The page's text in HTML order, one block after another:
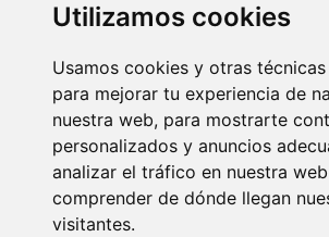
Utilizamos cookies
Usamos cookies y otras
para mejorar tu experiencia de
nuestra web, para mostrarte
personalizados y anuncios
analizar el tráfico en nuestra
comprender de dónde llegan
visitantes.
AVISO LEGAL POLITICA DE COOKIES
PUBLICIDAD EN LA REVISTA QUÉ LEER
SUSCRIPCIONES